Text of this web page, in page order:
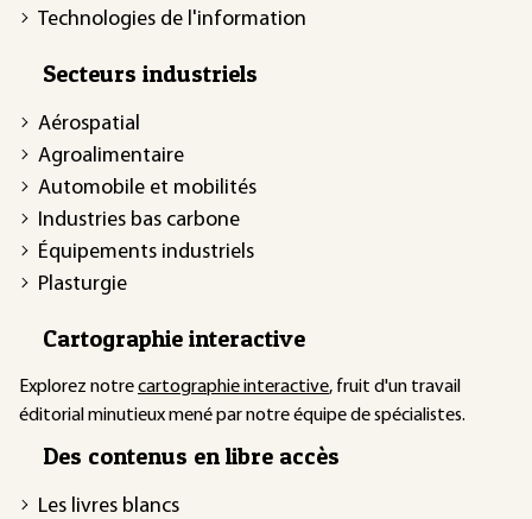
Technologies de l'information
Secteurs industriels
Aérospatial
Agroalimentaire
Automobile et mobilités
Industries bas carbone
Équipements industriels
Plasturgie
Cartographie interactive
Explorez notrecartographie interactive, fruit d'un travail
éditorial minutieux mené par notre équipe de spécialistes.
Des contenus en libre accès
Les livres blancs